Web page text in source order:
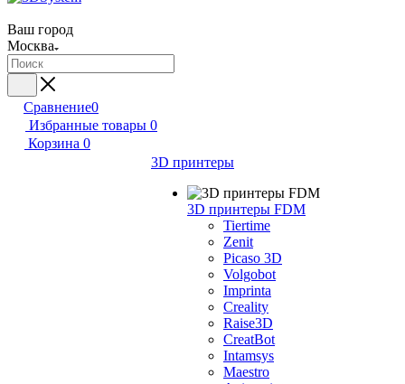
Ваш город
Москва
Сравнение0
Избранные товары 0
Корзина 0
3D принтеры
3D принтеры FDM
Tiertime
Zenit
Picaso 3D
Volgobot
Imprinta
Creality
Raise3D
CreatBot
Intamsys
Maestro